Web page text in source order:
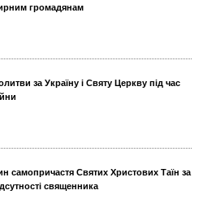
громадянам
за Україну і Святу Церкву під час
самопричастя Святих Христових Таїн за
священника